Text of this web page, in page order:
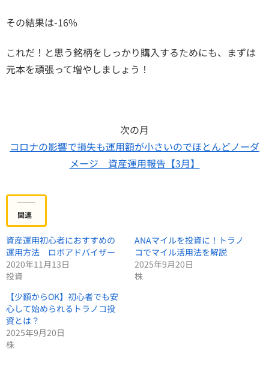
その結果は-16%
これだ！と思う銘柄をしっかり購入するためにも、まずは
元本を頑張って増やしましょう！
次の月
コロナの影響で損失も運用額が小さいのでほとんどノーダ
メージ 資産運用報告【3月】
関連
資産運用初心者におすすめの
運用方法 ロボアドバイザー
2020年11月13日
投資
ANAマイルを投資に！トラノ
コでマイル活用法を解説
2025年9月20日
株
【少額からOK】初心者でも安
心して始められるトラノコ投
資とは？
2025年9月20日
株